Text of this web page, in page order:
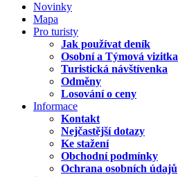
Novinky
Mapa
Pro turisty
Jak používat deník
Osobní a Týmová vizitka
Turistická návštívenka
Odměny
Losování o ceny
Informace
Kontakt
Nejčastější dotazy
Ke stažení
Obchodní podmínky
Ochrana osobních údajů